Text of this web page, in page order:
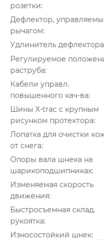
розетки
Дефлектор,
рычагом
Удлинитель дефлектора
Регулируемое
раструба
Кабели управл.
повышенного кач-ва
Шины X-trac с крупным
рисунком протектора
Лопатка для очистки
от снега
Опоры вала шнека на
шарикоподшипниках
Изменяемая скорость
движения
Быстросъемная склад.
рукоятка
Износостойкий шнек